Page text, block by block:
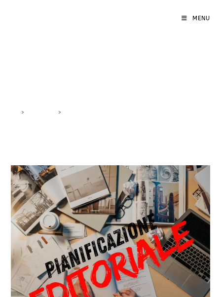
MENU
> >